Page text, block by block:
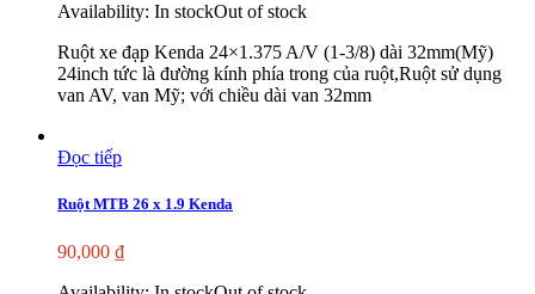
Availability: In stockOut of stock
Ruột xe đạp Kenda 24×1.375 A/V (1-3/8) dài 32mm(Mỹ)
24inch tức là đường kính phía trong của ruột,Ruột sử dụng
van AV, van Mỹ; với chiều dài van 32mm
Đọc tiếp
Ruột MTB 26 x 1.9 Kenda
90,000 ₫